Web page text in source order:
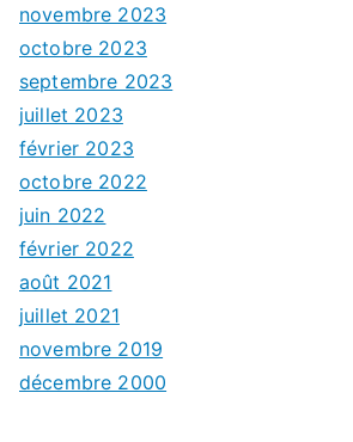
novembre 2023
octobre 2023
septembre 2023
juillet 2023
février 2023
octobre 2022
juin 2022
février 2022
août 2021
juillet 2021
novembre 2019
décembre 2000